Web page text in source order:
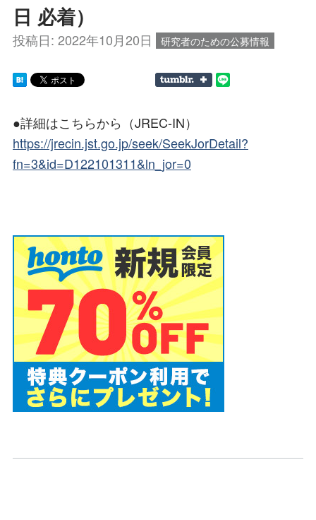
日 必着）
投稿日: 2022年10月20日 研究者のための公募情報
●詳細はこちらから（JREC-IN）
https://jrecin.jst.go.jp/seek/SeekJorDetail?
fn=3&id=D122101311&ln_jor=0